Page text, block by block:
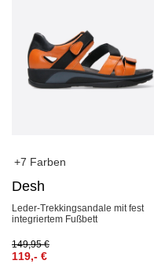
+7 Farben
Desh
Leder-Trekkingsandale mit fest
integriertem Fußbett
149,95€
119,- €